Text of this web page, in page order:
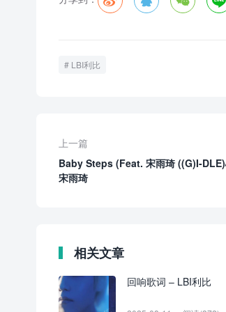
LBI利比
上一篇
Baby Steps (Feat. 宋雨琦 ((G)I-
宋雨琦
相关文章
回响歌词 – LBI利比